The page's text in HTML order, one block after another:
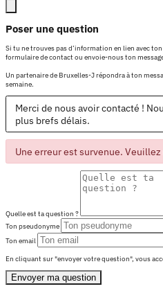
Poser une question
Si tu ne trouves pas d’information en lien avec
formulaire de contact ou envoie-nous ton message
Un partenaire de Bruxelles-J répondra à ton
semaine.
Merci de nous avoir contacté !
plus brefs délais.
Une erreur est survenue. Veuillez
Quelle est ta question ?
Ton pseudonyme
Ton email
En cliquant sur "envoyer votre question", vous
Envoyer ma question